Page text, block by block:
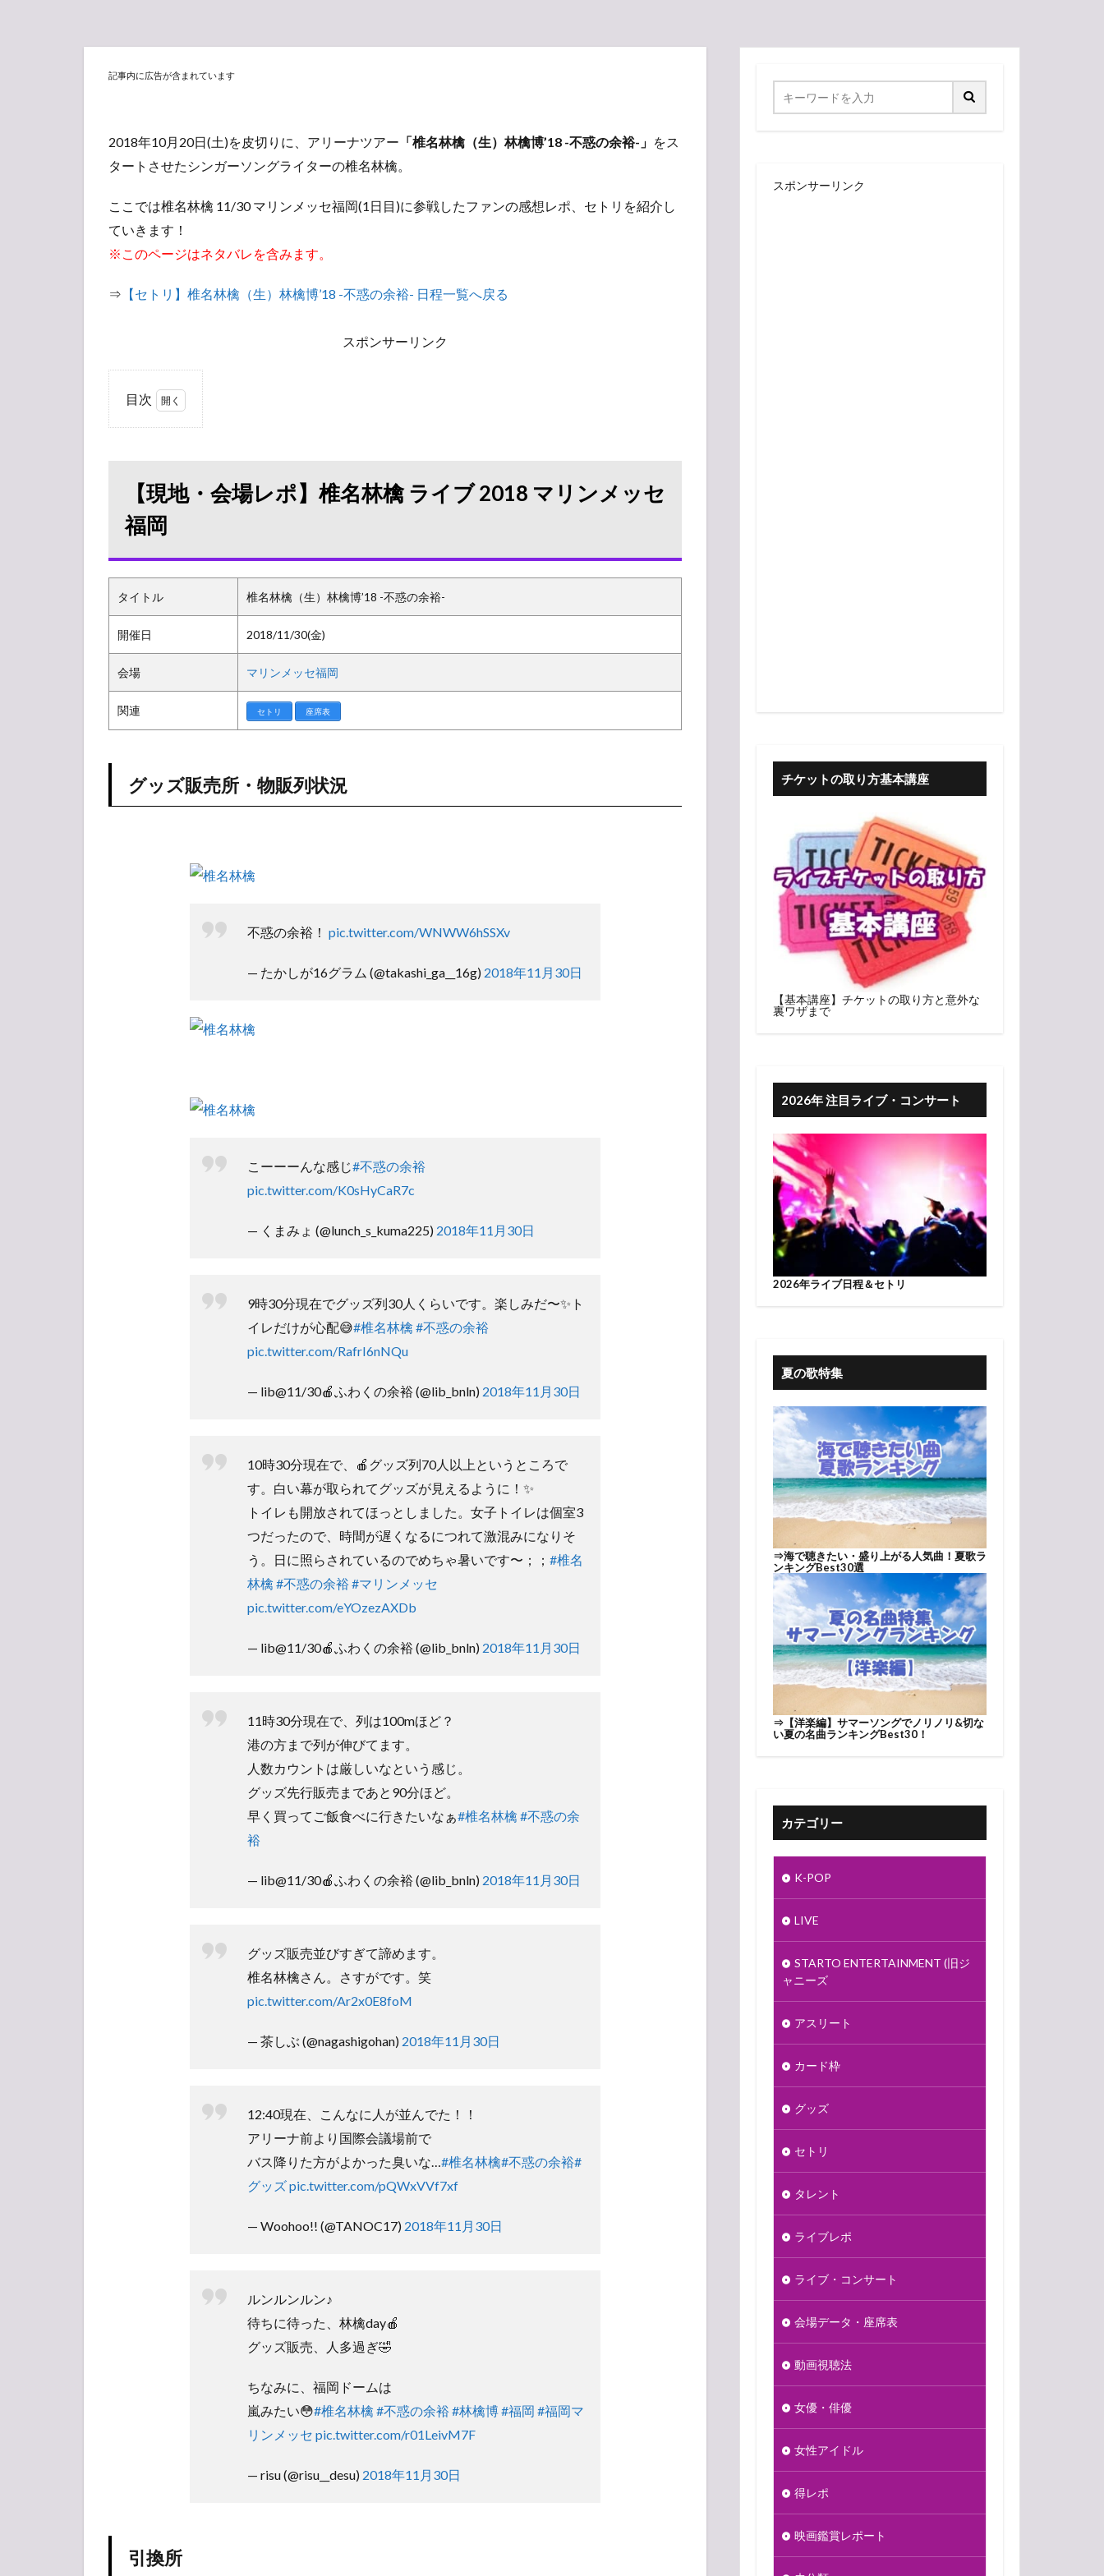
記事内に広告が含まれています
2018年10月20日(土)を皮切りに、アリーナツアー 「椎名林檎（生）林檎博’18 -不惑の余裕-」 をス
タートさせたシンガーソングライターの椎名林檎。
ここでは椎名林檎 11/30 マリンメッセ福岡(1日目)に参戦したファンの感想レポ、セトリを紹介し
ていきます！
※このページはネタバレを含みます。
⇒ 【セトリ】椎名林檎（生）林檎博’18 -不惑の余裕- 日程一覧へ戻る
スポンサーリンク
目次
椎名
ライ
ブ
2018
マリ
ンメ
福岡
1.1
グッ
ズ販
物販
【現地・会場レポ】椎名林檎 ライブ 2018 マリンメッセ
福岡
タイトル 椎名林檎（生）林檎博’18 -不惑の余裕-
開催日 2018/11/30(金)
会場 マリンメッセ福岡
関連 セトリ 座席表
グッズ販売所・物販列状況
不惑の余裕！ pic.twitter.com/WNWW6hSSXv
— たかしが16グラム (@takashi_ga__16g) 2018年11月30日
こーーーんな感じ#不惑の余裕
pic.twitter.com/K0sHyCaR7c
— くまみょ (@lunch_s_kuma225) 2018年11月30日
9時30分現在でグッズ列30人くらいです。楽しみだ〜✨ト
イレだけが心配😅#椎名林檎 #不惑の余裕
pic.twitter.com/RafrI6nNQu
— lib@11/30🍎ふわくの余裕 (@lib_bnln) 2018年11月30日
10時30分現在で、🍎グッズ列70人以上というところで
す。白い幕が取られてグッズが見えるように！✨
トイレも開放されてほっとしました。女子トイレは個室3
つだったので、時間が遅くなるにつれて激混みになりそ
う。日に照らされているのでめちゃ暑いです〜；； #椎名
林檎 #不惑の余裕#マリンメッセ
pic.twitter.com/eYOzezAXDb
— lib@11/30🍎ふわくの余裕 (@lib_bnln) 2018年11月30日
11時30分現在で、列は100mほど？
港の方まで列が伸びてます。
人数カウントは厳しいなという感じ。
グッズ先行販売まであと90分ほど。
早く買ってご飯食べに行きたいなぁ#椎名林檎 #不惑の余
裕
— lib@11/30🍎ふわくの余裕 (@lib_bnln) 2018年11月30日
グッズ販売並びすぎて諦めます。
椎名林檎さん。さすがです。笑
pic.twitter.com/Ar2x0E8foM
— 茶しぶ (@nagashigohan) 2018年11月30日
12:40現在、こんなに人が並んでた！！
アリーナ前より国際会議場前で
バス降りた方がよかった臭いな… #椎名林檎#不惑の余裕#
グッズpic.twitter.com/pQWxVVf7xf
— Woohoo!! (@TANOC17) 2018年11月30日
ルンルンルン♪
待ちに待った、林檎day🍎
グッズ販売、人多過ぎ🤣
ちなみに、福岡ドームは
嵐みたい😳#椎名林檎 #不惑の余裕#林檎博#福岡 #福岡マ
リンメッセ pic.twitter.com/r01LeivM7F
— risu (@risu__desu) 2018年11月30日
引換所
スポンサーリンク
チケットの取り方基本講座
【基本講座】チケットの取り方と意外な
裏ワザまで
2026年 注目ライブ・コンサート
2026年ライブ日程＆セトリ
夏の歌特集
⇒海で聴きたい・盛り上がる人気曲！夏歌ラ
ンキングBest30選
⇒ 【洋楽編】サマーソングでノリノリ&切な
い夏の名曲ランキングBest30！
カテゴリー
K-POP
LIVE
STARTO ENTERTAINMENT (旧ジ
ャニーズ
アスリート
カード枠
グッズ
セトリ
タレント
ライブレポ
ライブ・コンサート
会場データ・座席表
動画視聴法
女優・俳優
女性アイドル
得レポ
映画鑑賞レポート